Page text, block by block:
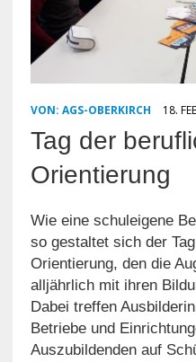
VON: AGS-OBERKIRCH 18.
Tag der
Orientierung
Wie eine schuleigene
so gestaltet sich der
Orientierung, den die
alljährlich mit ihren
Dabei treffen
Betriebe und
Auszubildenden auf